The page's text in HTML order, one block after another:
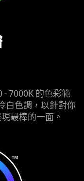
- 7000K 的色彩範
白色調，以針對你
最棒的一面。